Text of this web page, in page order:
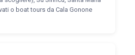
o boat tours da Cala Gonone